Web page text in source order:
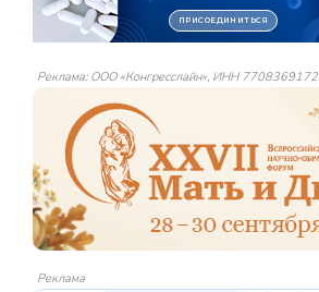
Реклама: ООО «Конгресслайн», ИНН 7708369172
Реклама